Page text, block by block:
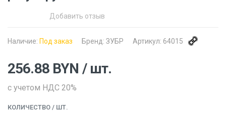
Добавить отзыв
Наличие: Под заказ Бренд: ЗУБР Артикул: 64015
256.88 BYN / шт.
с учетом НДС 20%
КОЛИЧЕСТВО / ШТ.